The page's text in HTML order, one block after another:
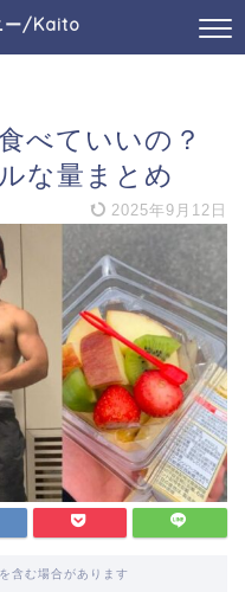
ー/Kaito
べていいの？
な量まとめ
2025年9月12日
含む場合があります